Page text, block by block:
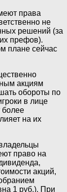
права
не
решений (за
префов).
плане сейчас
акциям
обороты по
в лице
более
на их
право на
акций,
1 руб.). При